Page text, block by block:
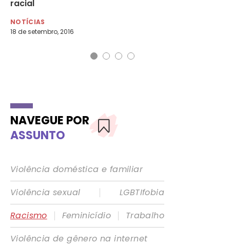
racial
NOTÍCIAS
18 de setembro, 2016
NAVEGUE POR
ASSUNTO
Violência doméstica e familiar
Violência sexual
|
LGBTIfobia
Racismo
| Feminicídio |
Trabalho
Violência de gênero na internet